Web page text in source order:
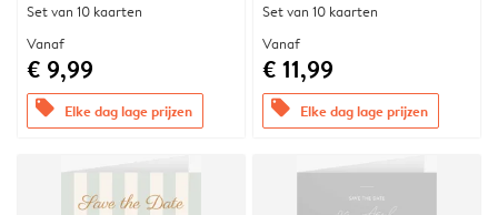
Set van 10 kaarten
Vanaf
€ 9,99
offers Elke dag lage prijzen
Set van 10 kaarten
Vanaf
€ 11,99
offers Elke dag lage prijzen